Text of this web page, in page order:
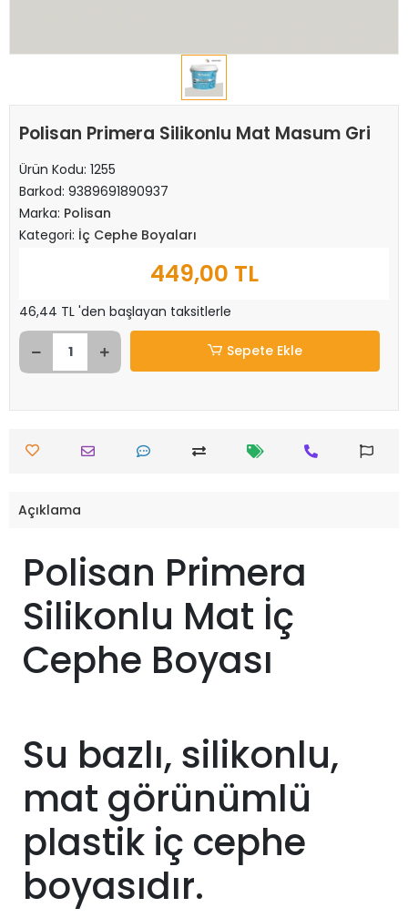
Polisan Primera Silikonlu Mat Masum Gri
Ürün Kodu: 1255
Barkod: 9389691890937
Marka: Polisan
Kategori: İç Cephe Boyaları
449,00 TL
46,44 TL 'den başlayan taksitlerle
Sepete Ekle
Açıklama
Polisan Primera
Silikonlu Mat İç
Cephe Boyası
Su bazlı, silikonlu,
mat görünümlü
plastik iç cephe
boyasıdır.